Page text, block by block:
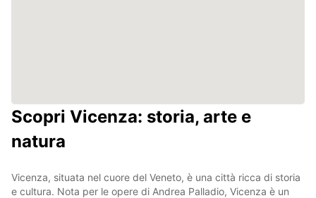
Scopri Vicenza: storia, arte e
natura
Vicenza, situata nel cuore del Veneto, è una città ricca di storia
e cultura. Nota per le opere di Andrea Palladio, Vicenza è un